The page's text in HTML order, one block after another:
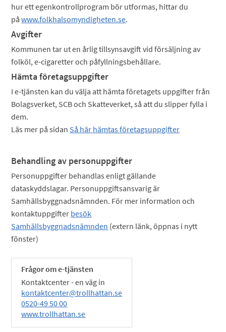
hur ett egenkontrollprogram bör utformas, hittar du
påwww.folkhalsomyndigheten.se.
Avgifter
Kommunen tar ut en årlig tillsynsavgift vid försäljning av
folköl, e-cigaretter och påfyllningsbehållare.
Hämta företagsuppgifter
I e-tjänsten kan du välja att hämta företagets uppgifter från
Bolagsverket, SCB och Skatteverket, så att du slipper fylla i
dem.
Läs mer på sidan Så här hämtas företagsuppgifter
Behandling av personuppgifter
Personuppgifter behandlas enligt gällande
dataskyddslagar. Personuppgiftsansvarig är
Samhällsbyggnadsnämnden. För mer information och
kontaktuppgifter besök
Samhällsbyggnadsnämnden (extern länk, öppnas i nytt
fönster)
Frågor om e-tjänsten
Kontaktcenter - en väg in
kontaktcenter@trollhattan.se
0520-49 50 00
www.trollhattan.se